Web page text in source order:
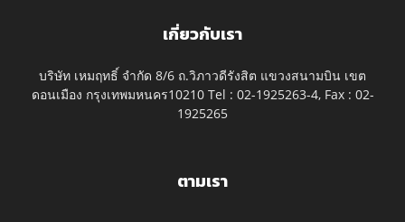
เกี่ยวกับเรา
บริษัท เหมฤทธิ์ จำกัด 8/6 ถ.วิภาวดีรังสิต แขวงสนามบิน เขต
ดอนเมือง กรุงเทพมหนคร10210 Tel : 02-1925263-4, Fax : 02-
1925265
ตามเรา